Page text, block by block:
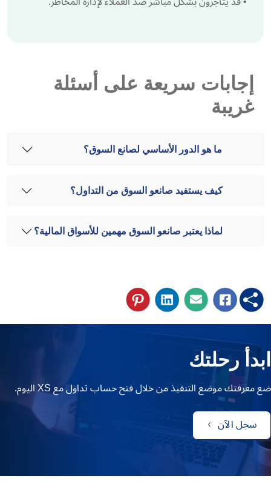
إجابات سريعة على أسئلة
غريبة
ما هو الدور الأساسي لصانع السوق؟
كيف يستفيد صانعو السوق من التداول؟
لماذا يعتبر صانعو السوق مهمين للأسواق المالية؟
ابدأ رحلتك
ضع معرفتك موضع التنفيذ من خلال فتح حساب تداول مع XS اليوم.
سجل الآن